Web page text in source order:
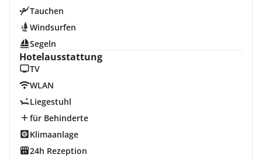
Tauchen
Windsurfen
Segeln
Hotelausstattung
TV
WLAN
Liegestuhl
für Behinderte
Klimaanlage
24h Rezeption